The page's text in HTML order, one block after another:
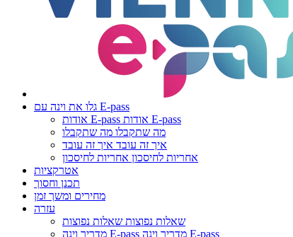
גלו את וינה עם E-pass
אודות E-pass
אודות E-pass
מה שתקבלו מה שתקבלו
איך זה עובד איך זה עובד
אחריות לחיסכון אחריות לחיסכון
אטרקציות
תכנן וחסוך
מחירים ומשך זמן
עזרה
שאלות נפוצות שאלות נפוצות
מדריך וינה E-pass
מדריך וינה E-pass